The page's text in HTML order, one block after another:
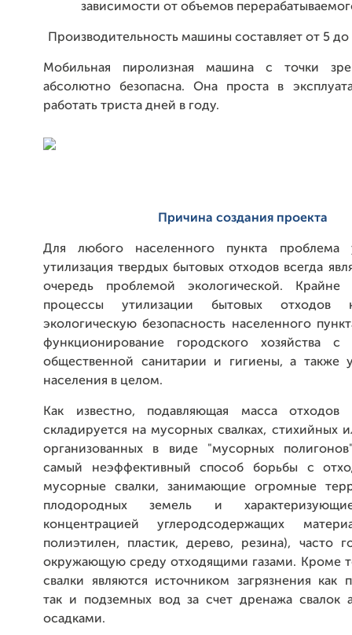
зависимости от объемов
Производительность машины составляет от 5
Мобильная пиролизная машина с точки
абсолютно безопасна. Она проста в
работать триста дней в году.
Причина создания проекта
Для любого населенного пункта проблема
утилизация твердых бытовых отходов всегда
очередь проблемой экологической. Крайне
процессы утилизации бытовых отходов
экологическую безопасность населенного
функционирование городского хозяйства с
общественной санитарии и гигиены, а также
населения в целом.
Как известно, подавляющая масса
складируется на мусорных свалках, стихийных
организованных в виде "мусорных
самый неэффективный способ борьбы с
мусорные свалки, занимающие огромные
плодородных земель и
концентрацией углеродсодержащих
полиэтилен, пластик, дерево, резина), часто
окружающую среду отходящими газами. Кроме
свалки являются источником загрязнения как
так и подземных вод за счет дренажа свалок
осадками.